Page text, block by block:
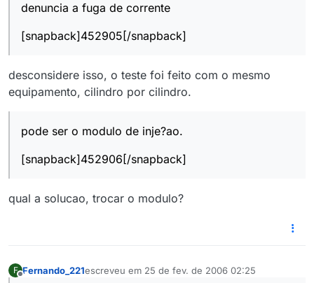
denuncia a fuga de corrente
[snapback]452905[/snapback]
desconsidere isso, o teste foi feito com o mesmo
equipamento, cilindro por cilindro.
pode ser o modulo de inje?ao.
[snapback]452906[/snapback]
qual a solucao, trocar o modulo?
F Fernando_221escreveu em 25 de fev. de 2006 02:25
última edição por